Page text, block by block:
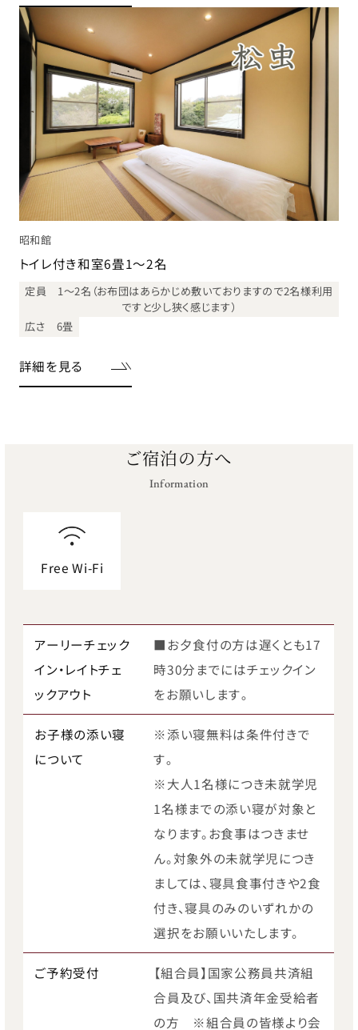
昭和館
トイレ付き和室6畳1～2名
定員 1～2名（お布団はあらかじめ敷いておりますので2名様利用
ですと少し狭く感じます）
広さ 6畳
詳細を見る
ご宿泊の方へ
Information
Free Wi-Fi
アーリーチェック
イン・レイトチェ
ックアウト
■お夕食付の方は遅くとも17
時30分までにはチェックイン
をお願いします｡
お子様の添い寝
について
※添い寝無料は条件付きで
す｡
※大人1名様につき未就学児
1名様までの添い寝が対象と
なります。お食事はつきませ
ん。対象外の未就学児につき
ましては、寝具食事付きや2食
付き、寝具のみのいずれかの
選択をお願いいたします。
ご予約受付
【組合員】国家公務員共済組
合員及び、国共済年金受給者
の方 ※組合員の皆様より会